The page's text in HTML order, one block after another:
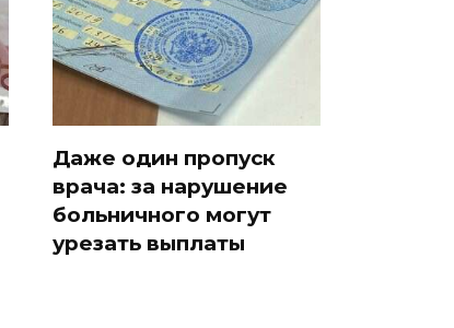
Даже один пропуск
врача: за нарушение
больничного могут
урезать выплаты